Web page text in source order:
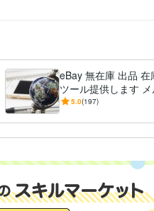
eBay 無在庫 出品 在
ツール提供します メ
リ、ヤフオク、ラク
5.0(197)